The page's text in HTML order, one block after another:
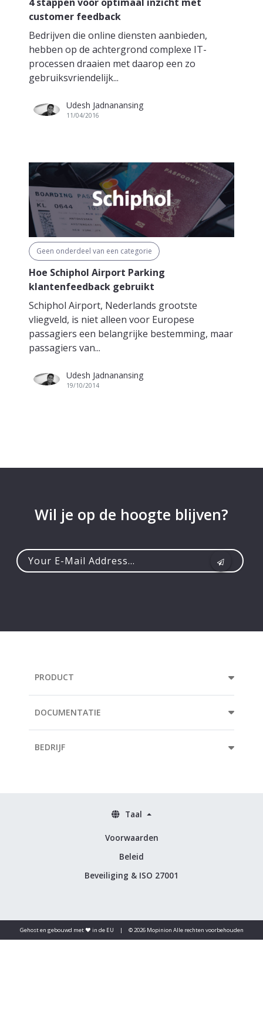
4 stappen voor optimaal inzicht met
customer feedback
Bedrijven die online diensten aanbieden,
hebben op de achtergrond complexe IT-
processen draaien met daarop een zo
gebruiksvriendelijk...
Udesh Jadnanansing
11/04/2016
Geen onderdeel van een categorie
Hoe Schiphol Airport Parking
klantenfeedback gebruikt
Schiphol Airport, Nederlands grootste
vliegveld, is niet alleen voor Europese
passagiers een belangrijke bestemming, maar
passagiers van...
Udesh Jadnanansing
19/10/2014
Wil je op de hoogte blijven?
PRODUCT
DOCUMENTATIE
BEDRIJF
Voorwaarden
Beleid
Beveiliging & ISO 27001
Taal
Gehost en gebouwd met ♥️ in de EU | © 2026 Mopinion Alle rechten voorbehouden